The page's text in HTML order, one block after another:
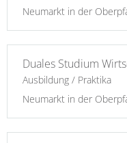
Neumarkt in der
Duales Studium
Ausbildung / Praktika
Neumarkt in der